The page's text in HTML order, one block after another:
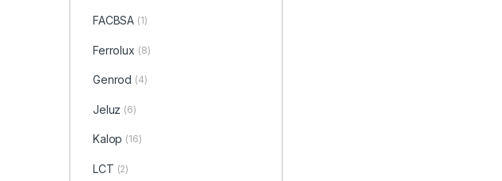
FACBSA (1)
Ferrolux (8)
Genrod (4)
Jeluz (6)
Kalop (16)
LCT (2)